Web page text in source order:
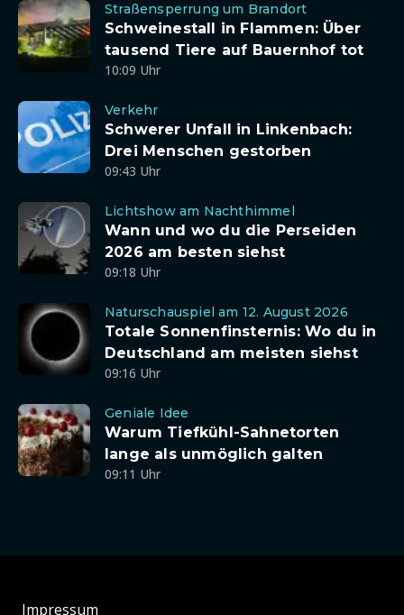
Straßensperrung um Brandort
Schweinestall in Flammen: Über
tausend Tiere auf Bauernhof tot
10:09 Uhr
Verkehr
Schwerer Unfall in Linkenbach:
Drei Menschen gestorben
09:43 Uhr
Lichtshow am Nachthimmel
Wann und wo du die Perseiden
2026 am besten siehst
09:18 Uhr
Naturschauspiel am 12. August 2026
Totale Sonnenfinsternis: Wo du in
Deutschland am meisten siehst
09:16 Uhr
Geniale Idee
Warum Tiefkühl-Sahnetorten
lange als unmöglich galten
09:11 Uhr
Impressum